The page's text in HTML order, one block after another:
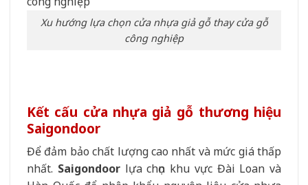
Xu hướng lựa chọn cửa nhựa giả gỗ thay cửa gỗ
công nghiệp
Kết cấu cửa nhựa giả gỗ thương hiệu
Saigondoor
Để đảm bảo chất lượng cao nhất và mức giá thấp
nhất. Saigondoorlựa chọn khu vực Đài Loan và